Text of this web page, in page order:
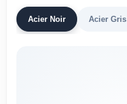
Acier Noir Acier Gris